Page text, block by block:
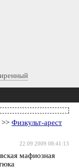
>> Физкульт-арест
22.09.2009 08:41:13
мафиозная